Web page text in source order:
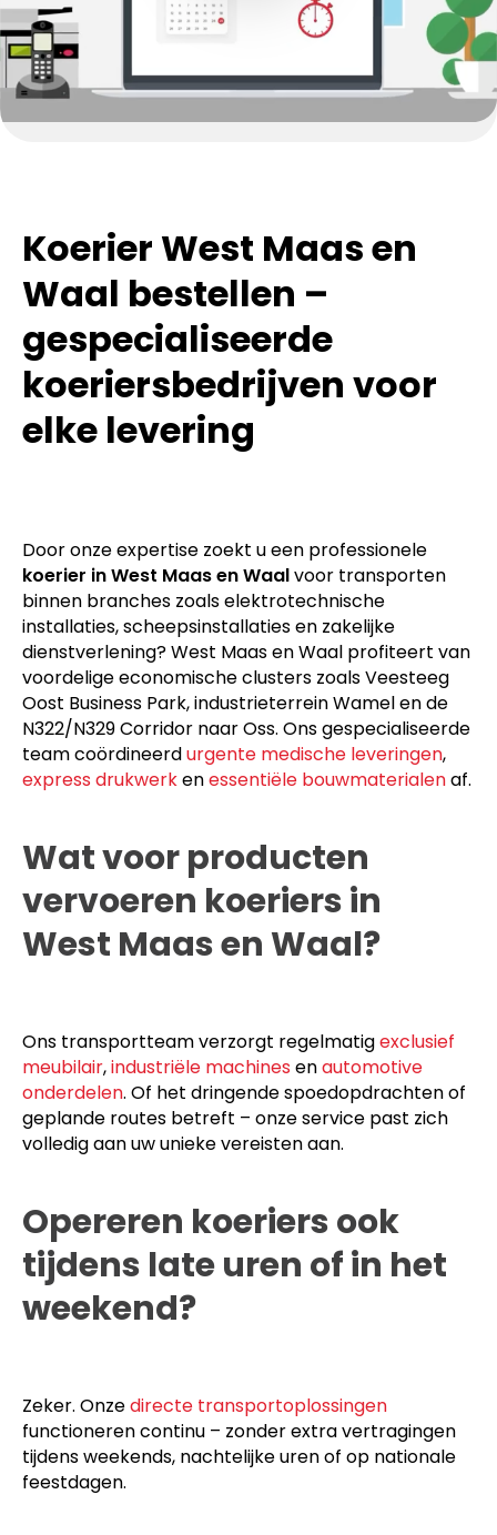
Koerier West Maas en
Waal bestellen –
gespecialiseerde
koeriersbedrijven voor
elke levering
Door onze expertise zoekt u een professionele
koerier in West Maas en Waalvoor transporten
binnen branches zoals elektrotechnische
installaties, scheepsinstallaties en zakelijke
dienstverlening? West Maas en Waal profiteert van
voordelige economische clusters zoals Veesteeg
Oost Business Park, industrieterrein Wamel en de
N322/N329 Corridor naar Oss. Ons gespecialiseerde
team coördineerdurgente medische leveringen,
express drukwerkenessentiële bouwmaterialenaf.
Wat voor producten
vervoeren koeriers in
West Maas en Waal?
Ons transportteam verzorgt regelmatigexclusief
meubilair,industriële machines enautomotive
onderdelen. Of het dringende spoedopdrachten of
geplande routes betreft – onze service past zich
volledig aan uw unieke vereisten aan.
Opereren koeriers ook
tijdens late uren of in het
weekend?
Zeker. Onzedirecte transportoplossingen
functioneren continu – zonder extra vertragingen
tijdens weekends, nachtelijke uren of op nationale
feestdagen.